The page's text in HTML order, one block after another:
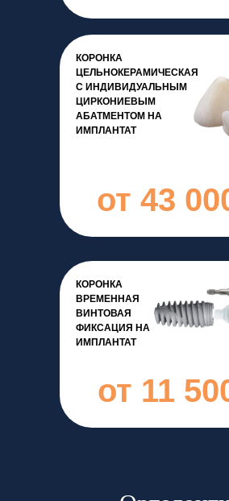
КОРОНКА
ЦЕЛЬНОКЕРАМИЧЕСКАЯ
С ИНДИВИДУАЛЬНЫМ
ЦИРКОНИЕВЫМ
АБАТМЕНТОМ НА
ИМПЛАНТАТ
от 43
КОРОНКА
ВРЕМЕННАЯ
ВИНТОВАЯ
ФИКСАЦИЯ НА
ИМПЛАНТАТ
от 11